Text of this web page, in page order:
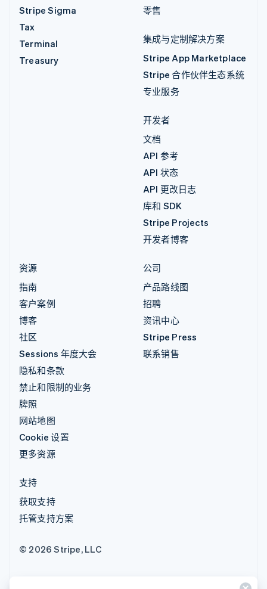
Stripe Sigma
Tax
Terminal
Treasury
零售
集成与定制解决方案
Stripe App Marketplace
Stripe 合作伙伴生态系统
专业服务
开发者
文档
API 参考
API 状态
API 更改日志
库和 SDK
Stripe Projects
开发者博客
资源
指南
客户案例
博客
社区
Sessions 年度大会
隐私和条款
禁止和限制的业务
牌照
网站地图
Cookie 设置
更多资源
公司
产品路线图
招聘
资讯中心
Stripe Press
联系销售
支持
获取支持
托管支持方案
© 2026 Stripe, LLC